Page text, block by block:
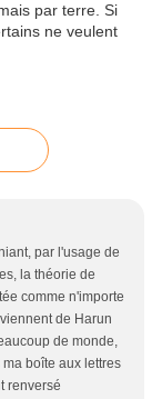
par l'usage de
la théorie de
comme n'importe
de Harun
de monde,
boîte aux lettres
renversé